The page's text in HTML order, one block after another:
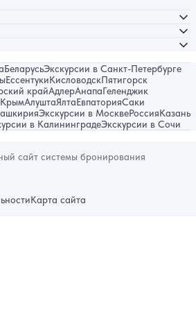
БеларусьЭкскурсии в Санкт-Петербурге
ЕссентукиКисловодскПятигорск
крайАдлерАнапаГеленджик
КрымАлуштаЯлтаЕвпаторияСаки
Экскурсии в МосквеРоссияКазань
в КалининградеЭкскурсии в Сочи
сайт системы бронирования
Карта сайта